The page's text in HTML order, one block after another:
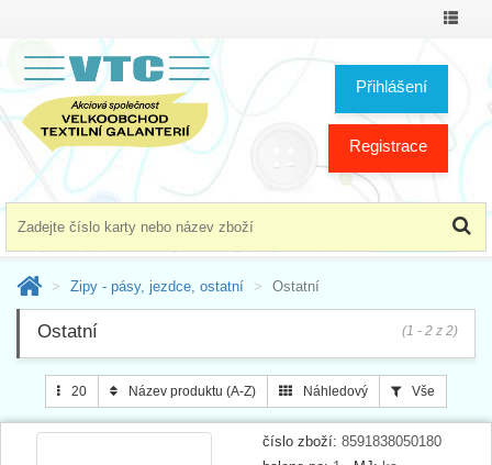
Přihlášení
Registrace
Zipy - pásy, jezdce, ostatní Ostatní
Ostatní (1 - 2 z 2)
20 Název produktu (A-Z) Náhledový Vše
číslo zboží: 8591838050180